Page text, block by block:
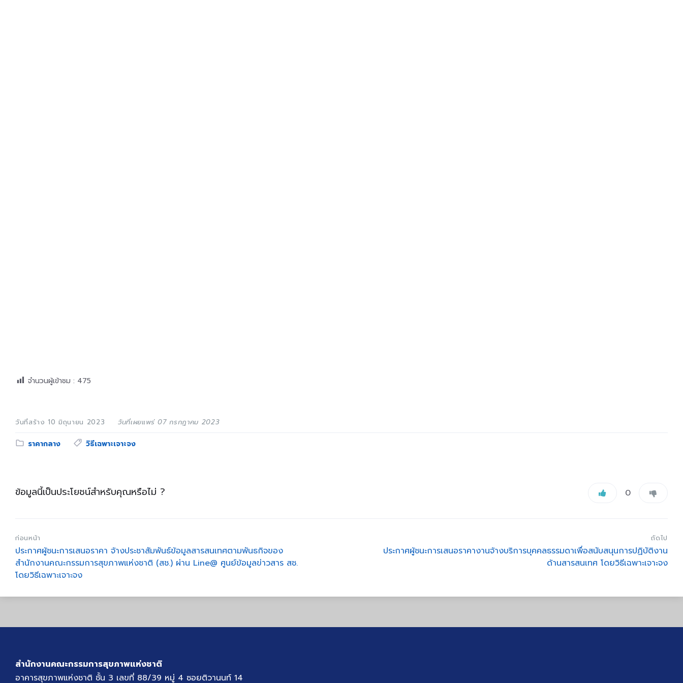
จำนวนผู้เข้าชม : 475
วันที่สร้าง 10 มิถุนายน 2023 วันที่เผยแพร่ 07 กรกฎาคม 2023
Category:
ราคากลาง Tags:
วิธีเฉพาะเจาะจง
ข้อมูลนี้เป็นประโยชน์สำหรับคุณหรือไม่ ? 0
ถัดไป
ประกาศผู้ชนะการเสนอราคางานจ้างบริการบุคคลธรรมดาเพื่อสนับสนุนการปฏิบัติงาน
ด้านสารสนเทศ โดยวิธีเฉพาะเจาะจง
ก่อนหน้า
ประกาศผู้ชนะการเสนอราคา จ้างประชาสัมพันธ์ข้อมูลสารสนเทศตามพันธกิจของ
สำนักงานคณะกรรมการสุขภาพแห่งชาติ (สช.) ผ่าน Line@ ศูนย์ข้อมูลข่าวสาร สช.
โดยวิธีเฉพาะเจาะจง
สำนักงานคณะกรรมการสุขภาพแห่งชาติ
อาคารสุขภาพแห่งชาติ ชั้น 3 เลขที่ 88/39 หมู่ 4 ซอยติวานนท์ 14